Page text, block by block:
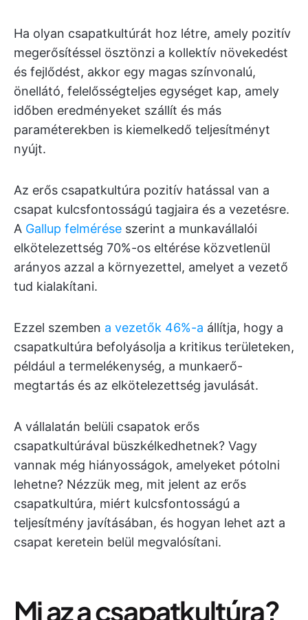
Ha olyan csapatkultúrát hoz létre, amely pozitív
megerősítéssel ösztönzi a kollektív növekedést
és fejlődést, akkor egy magas színvonalú,
önellátó, felelősségteljes egységet kap, amely
időben eredményeket szállít és más
paraméterekben is kiemelkedő teljesítményt
nyújt.
Az erős csapatkultúra pozitív hatással van a
csapat kulcsfontosságú tagjaira és a vezetésre.
A Gallup felmérése szerint a munkavállalói
elkötelezettség 70%-os eltérése közvetlenül
arányos azzal a környezettel, amelyet a vezető
tud kialakítani.
Ezzel szemben a vezetők 46%-a állítja, hogy a
csapatkultúra befolyásolja a kritikus területeken,
például a termelékenység, a munkaerő-
megtartás és az elkötelezettség javulását.
A vállalatán belüli csapatok erős
csapatkultúrával büszkélkedhetnek? Vagy
vannak még hiányosságok, amelyeket pótolni
lehetne? Nézzük meg, mit jelent az erős
csapatkultúra, miért kulcsfontosságú a
teljesítmény javításában, és hogyan lehet azt a
csapat keretein belül megvalósítani.
Mi az a csapatkultúra?